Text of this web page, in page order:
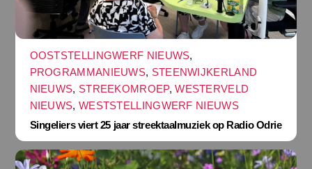
OOSTSTELLINGWERF NIEUWS,
PROGRAMMANIEUWS, STEENWIJKERLAND
NIEUWS, STREEKOMROEP,WESTERVELD
NIEUWS, WESTSTELLINGWERF NIEUWS
Singeliers viert 25 jaar streektaalmuziek op Radio Odrie